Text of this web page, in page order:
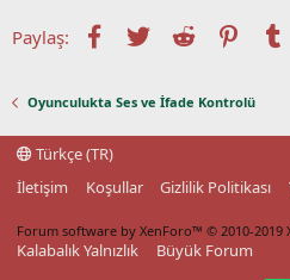
Paylaş: Facebook
TwitterReddit
Oyunculukta Ses ve İfade Kontrolü
Türkçe (TR)
İletişim
Koşullar Gizlilik Politikası
Forum software by XenForo™ © 2010-2019
Kalabalık Yalnızlık Büyük Forum